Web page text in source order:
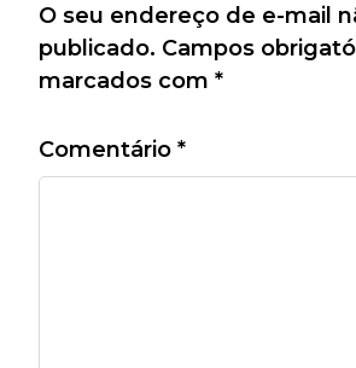
O seu endereço de e-mail
publicado. Campos
marcados com *
Comentário *